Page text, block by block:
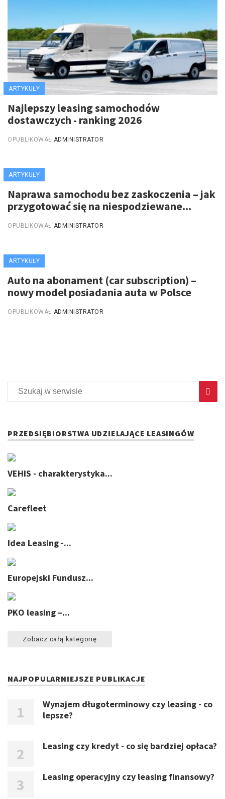
ARTYKUŁY
Najlepszy leasing samochodów
dostawczych - ranking 2026
OPUBLIKOWAŁ ADMINISTRATOR
ARTYKUŁY
Naprawa samochodu bez zaskoczenia – jak
przygotować się na niespodziewane...
OPUBLIKOWAŁ ADMINISTRATOR
ARTYKUŁY
Auto na abonament (car subscription) –
nowy model posiadania auta w Polsce
OPUBLIKOWAŁ ADMINISTRATOR
PRZEDSIĘBIORSTWA UDZIELAJĄCE LEASINGÓW
VEHIS - charakterystyka...
Carefleet
Idea Leasing -...
Europejski Fundusz...
PKO leasing –...
Zobacz całą kategorię
NAJPOPULARNIEJSZE PUBLIKACJE
Wynajem długoterminowy czy leasing - co
lepsze?
Leasing czy kredyt - co się bardziej opłaca?
Leasing operacyjny czy leasing finansowy?